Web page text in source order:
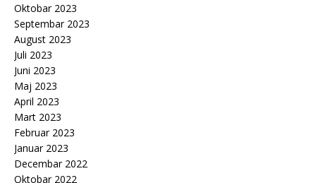
Oktobar 2023
Septembar 2023
August 2023
Juli 2023
Juni 2023
Maj 2023
April 2023
Mart 2023
Februar 2023
Januar 2023
Decembar 2022
Oktobar 2022